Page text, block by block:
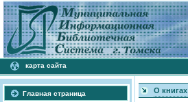
карта сайта
Главная страница О книгах